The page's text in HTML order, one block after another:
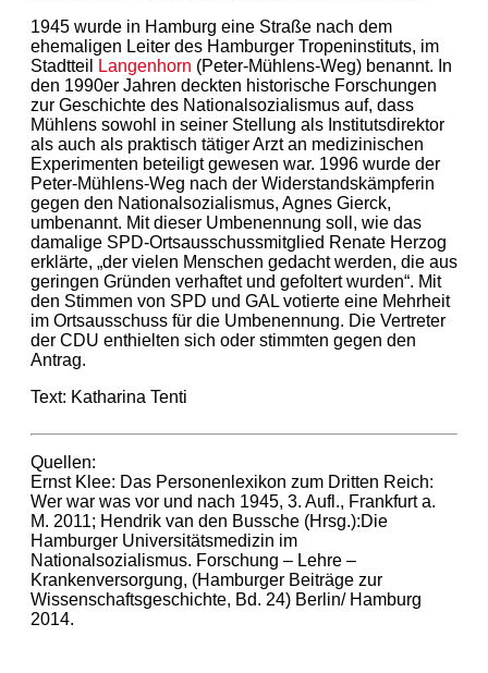
1945 wurde in Hamburg eine Straße nach dem
ehemaligen Leiter des Hamburger Tropeninstituts, im
Stadtteil
Langenhorn (Peter-Mühlens-Weg) benannt. In
den 1990er Jahren deckten historische Forschungen
zur Geschichte des Nationalsozialismus auf, dass
Mühlens sowohl in seiner Stellung als Institutsdirektor
als auch als praktisch tätiger Arzt an medizinischen
Experimenten beteiligt gewesen war. 1996 wurde der
Peter-Mühlens-Weg nach der Widerstandskämpferin
gegen den Nationalsozialismus, Agnes Gierck,
umbenannt. Mit dieser Umbenennung soll, wie das
damalige SPD-Ortsausschussmitglied Renate Herzog
erklärte, „der vielen Menschen gedacht werden, die aus
geringen Gründen verhaftet und gefoltert wurden“. Mit
den Stimmen von SPD und GAL votierte eine Mehrheit
im Ortsausschuss für die Umbenennung. Die Vertreter
der CDU enthielten sich oder stimmten gegen den
Antrag.
Text: Katharina Tenti
Quellen:
Ernst Klee: Das Personenlexikon zum Dritten Reich:
Wer war was vor und nach 1945, 3. Aufl., Frankfurt a.
M. 2011; Hendrik van den Bussche (Hrsg.):Die
Hamburger Universitätsmedizin im
Nationalsozialismus. Forschung – Lehre –
Krankenversorgung, (Hamburger Beiträge zur
Wissenschaftsgeschichte, Bd. 24) Berlin/ Hamburg
2014.